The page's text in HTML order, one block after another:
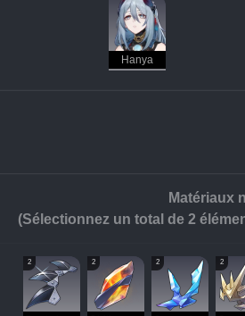
Hanya
Matériaux
(Sélectionnez un total de 2
2 2 2 2